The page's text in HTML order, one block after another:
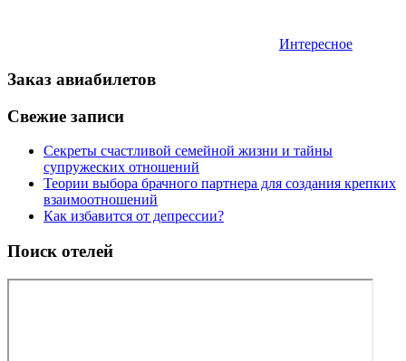
Интересное
Заказ авиабилетов
Свежие записи
Секреты счастливой семейной жизни и тайны
супружеских отношений
Теории выбора брачного партнера для создания крепких
взаимоотношений
Как избавится от депрессии?
Поиск отелей